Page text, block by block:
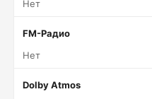
Нет
FM-Радио
Нет
Dolby Atmos